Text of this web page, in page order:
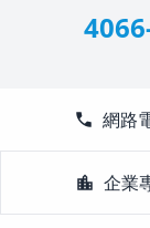
call 網路
location_city 企業